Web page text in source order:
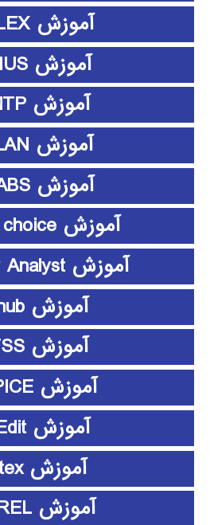
آموزش CPLEX
آموزش EDIUS
آموزش EMTP
آموزش ePLAN
آموزش ETABS
آموزش expert choice
آموزش Frontier Analyst
آموزش github
آموزش HFSS
آموزش HSPICE
آموزش L-Edit
آموزش Latex
آموزش LISREL